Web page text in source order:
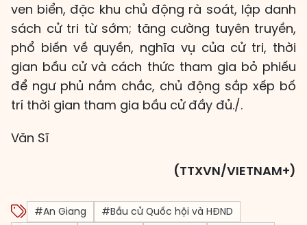
ven biển, đặc khu chủ động rà soát, lập danh
sách cử tri từ sớm; tăng cường tuyên truyền,
phổ biến về quyền, nghĩa vụ của cử tri, thời
gian bầu cử và cách thức tham gia bỏ phiếu
để ngư phủ nắm chắc, chủ động sắp xếp bố
trí thời gian tham gia bầu cử đầy đủ./.
Văn Sĩ
(TTXVN/VIETNAM+)
#An Giang
#Bầu cử Quốc hội và HĐND